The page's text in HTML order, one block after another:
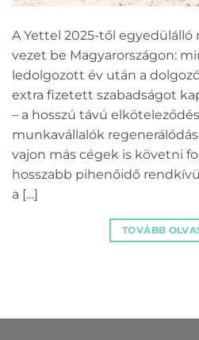
A Yettel 2025-től
vezet be Magyarországon:
ledolgozott év után a
extra fizetett szabadságot
– a hosszú távú
munkavállalók
vajon más cégek is követni
hosszabb pihenőidő
a […]
TOVÁBB